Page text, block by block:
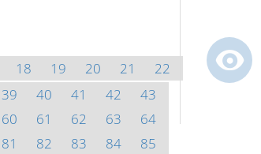
18 19 20 21
22
39 40 41 42
43
60 61 62 63
64
81 82 83 84
85